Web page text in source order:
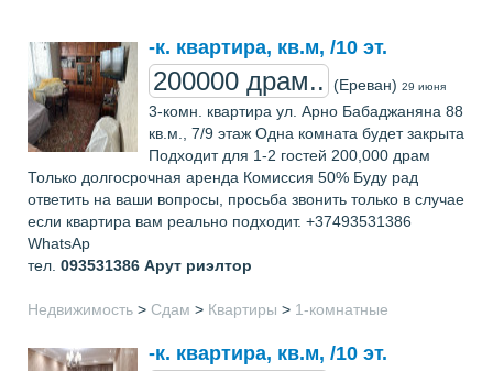
-к. квартира, кв.м, /10 эт.
200000 драм.. (Ереван) 29 июня
3-комн. квартира ул. Арно Бабаджаняна 88
кв.м., 7/9 этаж Одна комната будет закрыта
Подходит для 1-2 гостей 200,000 драм
Только долгосрочная аренда Комиссия 50% Буду рад
ответить на ваши вопросы, просьба звонить только в случае
если квартира вам реально подходит. +37493531386
WhatsAp
тел. 093531386 Арут риэлтор
Недвижимость > Сдам > Квартиры > 1-комнатные
-к. квартира, кв.м, /10 эт.